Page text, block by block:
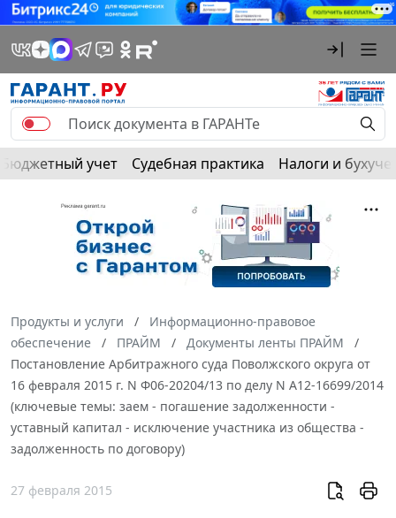
Бюджетный учет Судебная практика Налоги и
Продукты и услуги
Информационно-правовое
обеспечение
ПРАЙМ
Документы ленты ПРАЙМ
Постановление Арбитражного суда Поволжского округа от
16 февраля 2015 г. N Ф06-20204/13 по делу N А12-16699/2014
(ключевые темы: заем - погашение задолженности -
уставный капитал - исключение участника из общества -
задолженность по договору)
27 февраля 2015